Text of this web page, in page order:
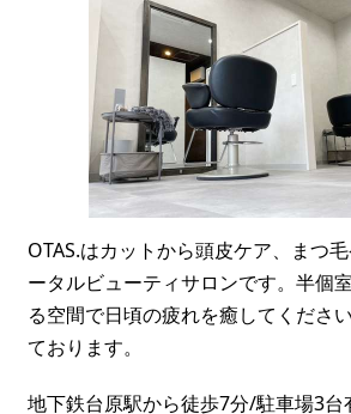
OTAS.はカットから頭皮ケア、まつ
ータルビューティサロンです。半個
る空間で日頃の疲れを癒してくださ
ております。
地下鉄台原駅から徒歩7分/駐車場3台